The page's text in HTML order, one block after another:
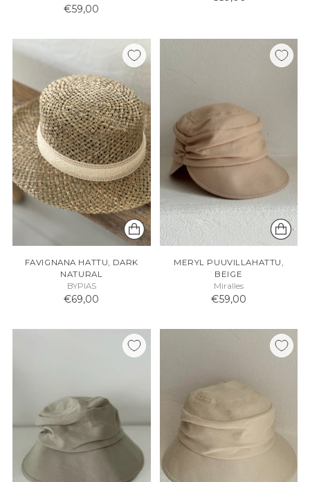
€59,00
FAVIGNANA HATTU, DARK
NATURAL
BYPIAS
€69,00
MERYL PUUVILLAHATTU,
BEIGE
Miralles
€59,00